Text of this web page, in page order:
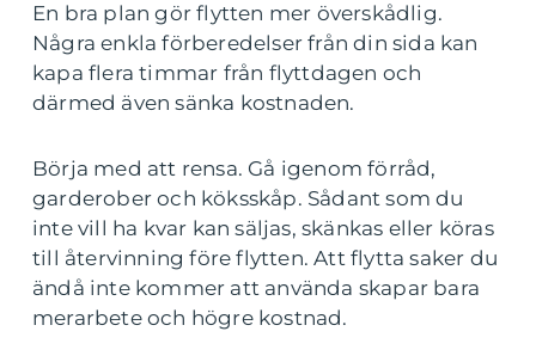
En bra plan gör flytten mer överskådlig.
Några enkla förberedelser från din sida kan
kapa flera timmar från flyttdagen och
därmed även sänka kostnaden.
Börja med att rensa. Gå igenom förråd,
garderober och köksskåp. Sådant som du
inte vill ha kvar kan säljas, skänkas eller köras
till återvinning före flytten. Att flytta saker du
ändå inte kommer att använda skapar bara
merarbete och högre kostnad.